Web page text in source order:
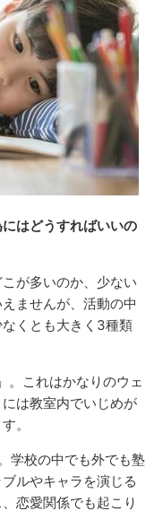
はどうすればいいの
が多いのか、少ない
ませんが、活動の中
くとも大きく3種類
。これはかなりのウェ
は教室内でいじめが
。
学校の中でも外でも塾
ルやキャラを演じる
恋愛関係でも起こり